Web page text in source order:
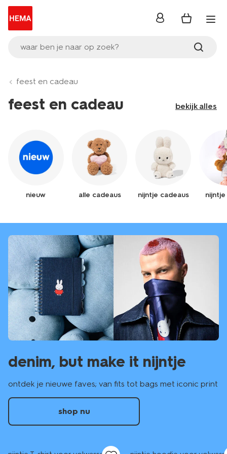
waar ben je naar op zoek?
inloggen
feest en cadeau
feest en cadeau bekijk alles
nieuw alle cadeaus nijntje cadeaus
denim, but make it nijntje
ontdek je nieuwe faves; van fits tot bags met iconic print
shop nu